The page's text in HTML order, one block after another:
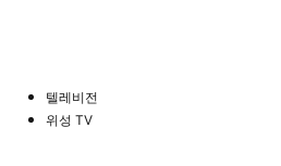
텔레비전
위성 TV